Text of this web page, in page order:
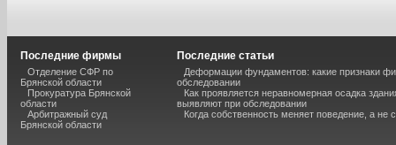
Последние фирмы
Отделение СФР по
Брянской области
Прокуратура Брянской
области
Арбитражный суд
Брянской области
Последние статьи
Деформации фундаментов: какие признаки
обследовании
Как проявляется неравномерная осадка
выявляют при обследовании
Когда собственность меняет поведение, а не